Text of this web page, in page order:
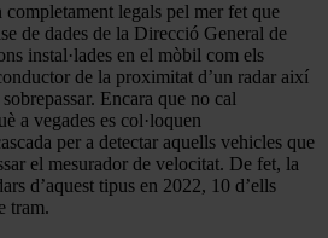
completament legals pel mer fet que
de dades de la Direcció General de
instal·lades en el mòbil com els
de la proximitat d’un radar així
Encara que no cal
a vegades es col·loquen
per a detectar aquells vehicles que
el mesurador de velocitat. De fet, la
d’aquest tipus en 2022, 10 d’ells
tram.